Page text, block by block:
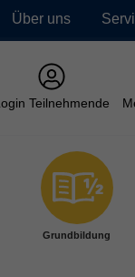
Über uns
Teilnehmende
Grundbildung